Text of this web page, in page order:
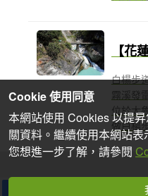
【花
白楊步
霧溪發
位於太
做白楊
Cookie 使用同意
本網站使用 Cookies 以提
關資料。繼續使用本網站
您想進一步了解，請參閱